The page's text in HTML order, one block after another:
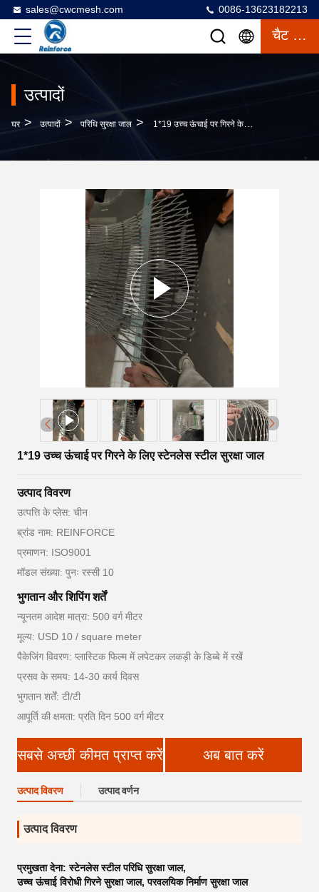
sales@cwcmesh.com 0086-13623182213
चैट करना
उत्पादों
घर > उत्पादों > परिधि सुरक्षा जाल > 1*19 उच्च ऊंचाई पर गिरने के लिए स्टेनलेस स्टील सुरक्षा जाल
1*19 उच्च ऊंचाई पर गिरने के लिए स्टेनलेस स्टील सुरक्षा जाल
उत्पाद विवरण
उत्पत्ति के प्लेस: चीन
ब्रांड नाम: REINFORCE
प्रमाणन: ISO9001
मॉडल संख्या: पुनः रस्सी 10
भुगतान और शिपिंग शर्तें
न्यूनतम आदेश मात्रा: 500 वर्ग मीटर
मूल्य: USD 10 / square meter
पैकेजिंग विवरण: प्लास्टिक फिल्म में लपेटकर लकड़ी के डिब्बे में रखें
प्रसव के समय: 14-30 कार्य दिवस
भुगतान शर्तें: टी/टी
आपूर्ति की क्षमता: प्रति दिन 500 वर्ग मीटर
सबसे अच्छी कीमत प्राप्त करें अब बात करें
उत्पाद विवरण उत्पाद वर्णन
उत्पाद विवरण
प्रमुखता देना:स्टेनलेस स्टील परिधि सुरक्षा जाल,
उच्च ऊंचाई विरोधी गिरने सुरक्षा जाल,परवलयिक निर्माण सुरक्षा जाल